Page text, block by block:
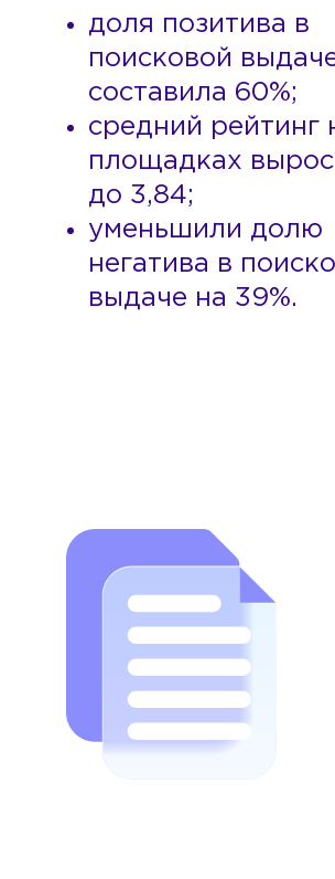
доля позитива в
поисковой
составила 60%;
средний рейтинг
площадках вырос
до 3,84;
уменьшили долю
негатива в
выдаче на 39%.